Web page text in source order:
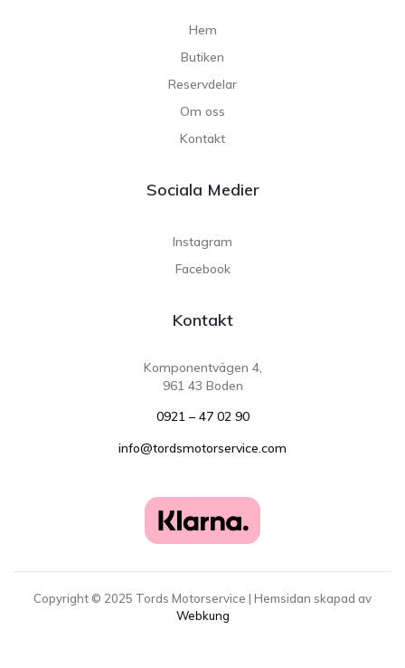
Hem
Butiken
Reservdelar
Om oss
Kontakt
Sociala Medier
Instagram
Facebook
Kontakt
Komponentvägen 4,
961 43 Boden
0921 – 47 02 90
info@tordsmotorservice.com
Copyright © 2025 Tords Motorservice | Hemsidan skapad av
Webkung